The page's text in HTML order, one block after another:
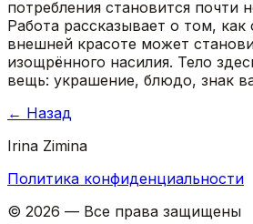
потребления становится почти
Работа рассказывает о том, как
внешней красоте может
изощрённого насилия. Тело
вещь: украшение, блюдо, знак
← Назад
Irina Zimina
Политика конфиденциальности
© 2026 — Все права защищены